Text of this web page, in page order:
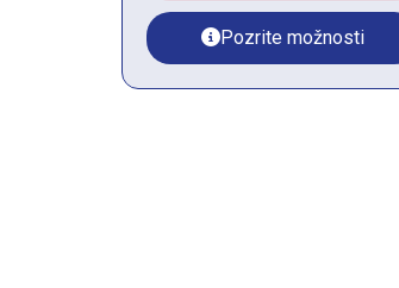
Pozrite možnosti